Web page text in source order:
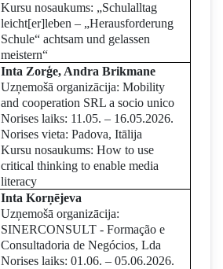
Kursu nosaukums: „Schulalltag
leicht[er]leben – „Herausforderung
Schule“ achtsam und gelassen
meistern“
Inta Zorģe, Andra Brikmane
Uzņemošā organizācija: Mobility
and cooperation SRL a socio unico
Norises laiks: 11.05. – 16.05.2026.
Norises vieta: Padova, Itālija
Kursu nosaukums: How to use
critical thinking to enable media
literacy
Inta Korņējeva
Uzņemošā organizācija:
SINERCONSULT - Formação e
Consultadoria de Negócios, Lda
Norises laiks: 01.06. – 05.06.2026.